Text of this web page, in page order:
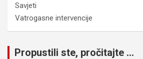
Savjeti
Vatrogasne intervencije
Propustili ste, pročitajte ...